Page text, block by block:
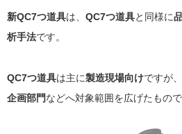
新QC7つ道具は、 QC7つ道具と同様に
析手法です。
QC7つ道具は主に製造現場向けですが、
企画部門などへ対象範囲を広げたもので